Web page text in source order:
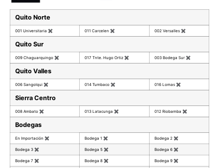
Quito Norte
001 Universitaria ✖ 011 Carcelen ✖ 002 Versalles ✖
Quito Sur
009 Chaguarquingo ✖ 017 Tnte. Hugo Ortiz ✖ 003 Bodega Sur ✖
Quito Valles
006 Sangolqui ✖ 014 Tumbaco ✖ 016 Lomas ✖
Sierra Centro
008 Ambato ✖ 013 Latacunga ✖ 012 Riobamba ✖
Bodegas
En Importación ✖ Bodega 1 ✖ Bodega 2 ✖
Bodega 3 ✖ Bodega 5 ✖ Bodega 6 ✖
Bodega 7 ✖ Bodega 8 ✖ Bodega 9 ✖